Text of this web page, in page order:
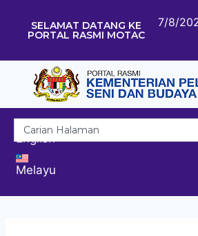
SELAMAT DATANG KE
PORTAL RASMI MOTAC
7/8/
English
Melayu